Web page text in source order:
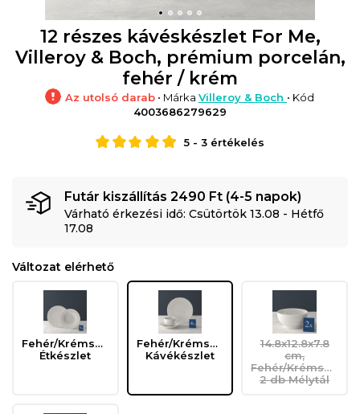
12 részes kávéskészlet For Me,
Villeroy & Boch, prémium porcelán,
fehér / krém
Az utolsó darab • Márka Villeroy & Boch • Kód
4003686279629
5 - 3 értékelés
Futár kiszállítás 2490 Ft (4-5 napok)
Várható érkezési idő: Csütörtök 13.08 - Hétfő
17.08
Változat elérhető
Fehér/Krémszín,
Étkészlet
Fehér/Krémszín,
Kávékészlet
14.8x12.8x7.8
cm,
Fehér/Krémszín,
2 db Mélytál